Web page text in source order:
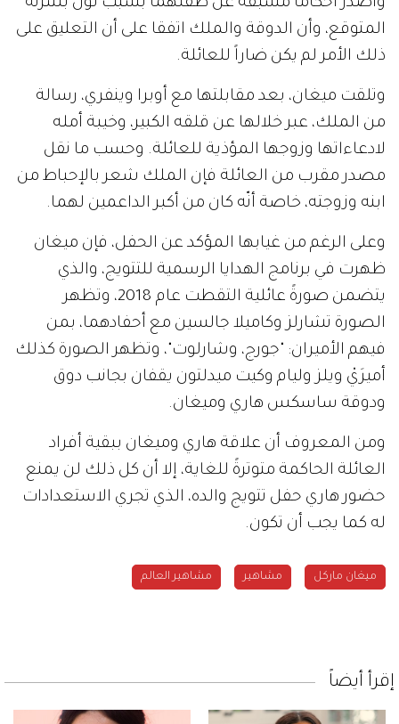
المتوقع، وأن الدوقة والملك اتفقا على أن التعليق على
ذلك الأمر لم يكن ضاراً للعائلة.
وتلقت ميغان، بعد مقابلتها مع أوبرا وينفري، رسالة
من الملك، عبر خلالها عن قلقه الكبير، وخيبة أمله
لادعاءاتها وزوجها المؤذية للعائلة. وحسب ما نقل
مصدر مقرب من العائلة فإن الملك شعر بالإحباط من
ابنه وزوجته، خاصة أنّه كان من أكبر الداعمين لهما.
وعلى الرغم من غيابها المؤكد عن الحفل، فإن ميغان
ظهرت في برنامج الهدايا الرسمية للتتويج، والذي
يتضمن صورةً عائلية التقطت عام 2018، وتظهر
الصورة تشارلز وكاميلا جالسين مع أحفادهما، بمن
فيهم الأميران: "جورج، وشارلوت"، وتظهر الصورة كذلك
أميرَيْ ويلز وليام وكيت ميدلتون يقفان بجانب دوق
ودوقة ساسكس هاري وميغان.
ومن المعروف أن علاقة هاري وميغان ببقية أفراد
العائلة الحاكمة متوترةً للغاية، إلا أن كل ذلك لن يمنع
حضور هاري حفل تتويج والده، الذي تجري الاستعدادات
له كما يجب أن تكون.
ميغان ماركل مشاهير مشاهير العالم
إقرأ أيضاً